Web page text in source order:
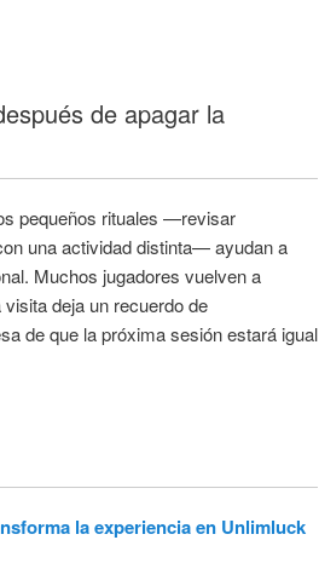
de apagar la
pequeños rituales —revisar
una actividad distinta— ayudan a
Muchos jugadores vuelven a
deja un recuerdo de
de que la próxima sesión estará igual
la experiencia en Unlimluck